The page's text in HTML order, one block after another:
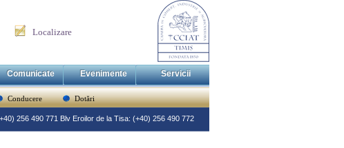
Localizare
Comunicate Evenimente Servicii
Conducere Dotări
256 490 771 Blv Eroilor de la Tisa: (+40) 256 490 772